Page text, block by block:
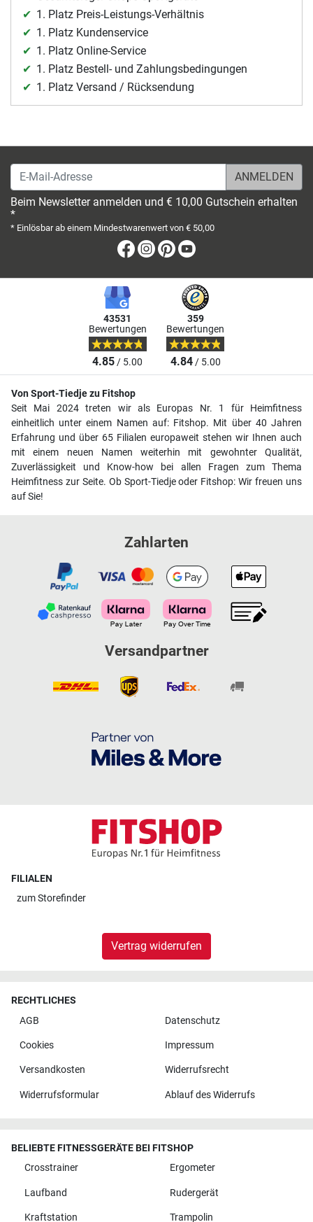
1. Platz Preis-Leistungs-Verhältnis
1. Platz Kundenservice
1. Platz Online-Service
1. Platz Bestell- und Zahlungsbedingungen
1. Platz Versand / Rücksendung
E-Mail-Adresse
Beim Newsletter anmelden und € 10,00 Gutschein erhalten
*
* Einlösbar ab einem Mindestwarenwert von € 50,00
Facebook
Instagram
Pinterest
43531
Bewertungen
4.85/ 5.00
359
Bewertungen
4.84/ 5.00
Von Sport-Tiedje zu Fitshop
Seit Mai 2024 treten wir als Europas Nr. 1 für Heimfitness
einheitlich unter einem Namen auf: Fitshop. Mit über 40 Jahren
Erfahrung und über 65 Filialen europaweit stehen wir Ihnen auch
mit einem neuen Namen weiterhin mit gewohnter Qualität,
Zuverlässigkeit und Know-how bei allen Fragen zum Thema
Heimfitness zur Seite. Ob Sport-Tiedje oder Fitshop: Wir freuen uns
auf Sie!
Zahlarten
Versandpartner
FILIALEN
zumStorefinder
Vertrag widerrufen
RECHTLICHES
AGB
Datenschutz
Cookies Impressum
Versandkosten Widerrufsrecht
Widerrufsformular Ablauf des Widerrufs
BELIEBTE FITNESSGERÄTE BEI FITSHOP
Crosstrainer
Ergometer
Laufband Rudergerät
Kraftstation Trampolin